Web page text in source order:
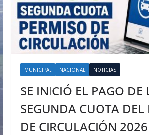
MUNICIPAL NACIONAL NOTICIAS
SE INICIÓ EL PAGO DE
SEGUNDA CUOTA DEL
DE CIRCULACIÓN 2026